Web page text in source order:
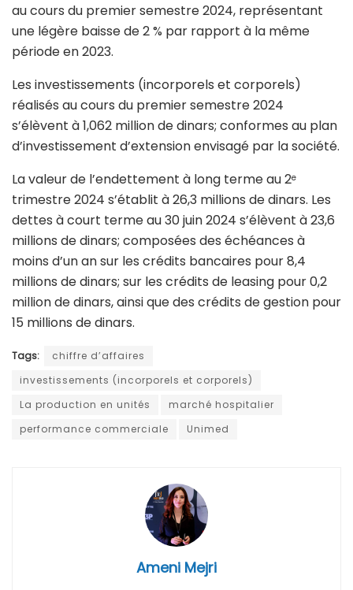
au cours du premier semestre 2024, représentant
une légère baisse de 2 % par rapport à la même
période en 2023.
Les investissements (incorporels et corporels)
réalisés au cours du premier semestre 2024
s’élèvent à 1,062 million de dinars; conformes au plan
d’investissement d’extension envisagé par la société.
La valeur de l’endettement à long terme au 2e
trimestre 2024 s’établit à 26,3 millions de dinars. Les
dettes à court terme au 30 juin 2024 s’élèvent à 23,6
millions de dinars; composées des échéances à
moins d’un an sur les crédits bancaires pour 8,4
millions de dinars; sur les crédits de leasing pour 0,2
million de dinars, ainsi que des crédits de gestion pour
15 millions de dinars.
Tags:
chiffre d’affaires
investissements (incorporels et corporels)
La production en unités
marché hospitalier
performance commerciale
Unimed
Ameni Mejri